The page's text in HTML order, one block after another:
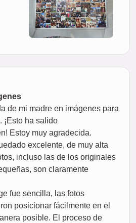
de mi madre en imágenes para
¡Esto ha salido
Estoy muy agradecida.
excelente, de muy alta
incluso las de los originales
son claramente
fue sencilla, las fotos
posicionar fácilmente en el
posible. El proceso de